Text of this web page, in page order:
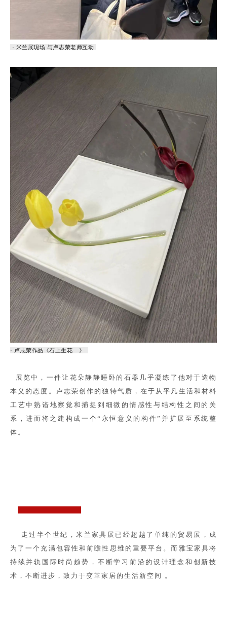
· 米兰展现场 与卢志荣老师互动
· 卢志荣作品 《石上生花 》
展览中，一件让花朵静静睡卧的石器几乎凝练了他对于造物
本义的态度。卢志荣创作的独特气质，在于从平凡生活和材料
工艺中熟谙地察觉和捕捉到细微的情感性与结构性之间的关
系，进而将之建构成一个“永恒意义的构件”并扩展至系统整
体。
走过半个世纪，米兰家具展已经超越了单纯的贸易展，成
为了一个充满包容性和前瞻性思维的重要平台。而雅宝家具将
持续并轨国际时尚趋势，不断学习前沿的设计理念和创新技
术，不断进步，致力于变革家居 的 生活新空间 。